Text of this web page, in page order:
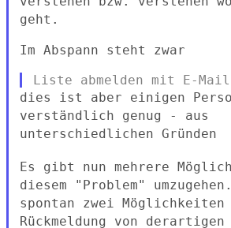
geht.
Im Abspann steht zwar
dies ist aber einigen
verständlich genug - aus
unterschiedlichen Gründen
Es gibt nun mehrere
diesem "Problem"
spontan zwei
Rückmeldung von derartigen